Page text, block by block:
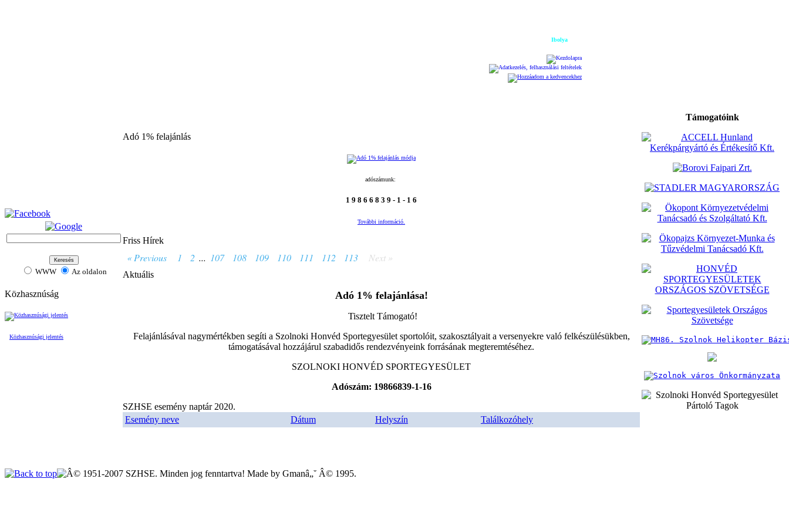
Ibolya
WWW Az oldalon
Közhasznúság
Közhasznúsági jelentés
Adó 1% felajánlás
adószámunk:
1 9 8 6 6 8 3 9 - 1 - 1 6
További információ.
Friss Hírek
« Previous 1 2 ... 107 108 109 110 111 112 113 Next »
Aktuális
Adó 1% felajánlása!
Tisztelt Támogató!
Felajánlásával nagymértékben segíti a Szolnoki Honvéd Sportegyesület sportolóit, szakosztályait a versenyekre való felkészülésükben,
támogatásával hozzájárul szabadidős rendezvényeink forrásának megteremtéséhez.
SZOLNOKI HONVÉD SPORTEGYESÜLET
Adószám: 19866839-1-16
SZHSE esemény naptár 2020.
Esemény neve
Dátum Helyszín Találkozóhely
Támogatóink